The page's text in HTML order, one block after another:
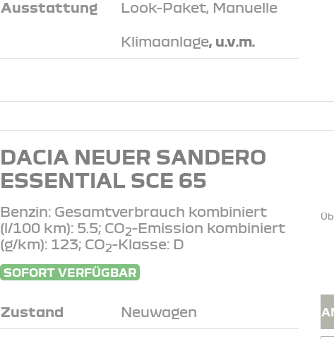
Ausstattung Look-Paket, Manuelle
Klimaanlage, u.v.m.
DACIA NEUER SANDERO
ESSENTIAL SCE 65
Benzin: Gesamtverbrauch kombiniert
(l/100 km): 5.5; CO2-Emission kombiniert
(g/km): 123; CO2-Klasse: D
SOFORT VERFÜGBAR
Zustand Neuwagen